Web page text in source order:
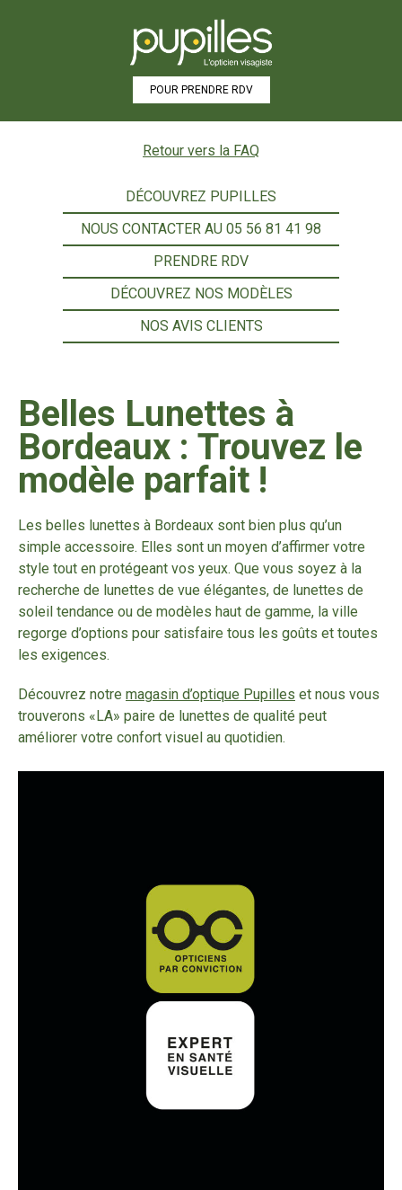
POUR PRENDRE RDV
spécialiste de la vision en
plein cœur de la ville
Pupilles votre
Opticien à
Bordeaux : un
emplacement
privilégié au cœur
du centre-ville
Pupilles votre
Opticien à
Bordeaux
spécialiste du
choix des
montures
Pupilles votre Opticien à Bordeaux qui assure
un réel suivi après l’achat
Vous recherchez des lunettes sérieuses
Vous recherchez des lunettes transparentes
Retour vers la FAQ
DÉCOUVREZ PUPILLES
NOUS CONTACTER AU 05 56 81 41 98
PRENDRE RDV
DÉCOUVREZ NOS MODÈLES
NOS AVIS CLIENTS
Belles Lunettes à
Bordeaux : Trouvez le
modèle parfait !
Les belles lunettes à Bordeaux sont bien plus qu’un
simple accessoire. Elles sont un moyen d’affirmer votre
style tout en protégeant vos yeux. Que vous soyez à la
recherche de lunettes de vue élégantes, de lunettes de
soleil tendance ou de modèles haut de gamme, la ville
regorge d’options pour satisfaire tous les goûts et toutes
les exigences.
Découvrez notre magasin d’optique Pupilles et nous vous
trouverons «LA» paire de lunettes de qualité peut
améliorer votre confort visuel au quotidien.